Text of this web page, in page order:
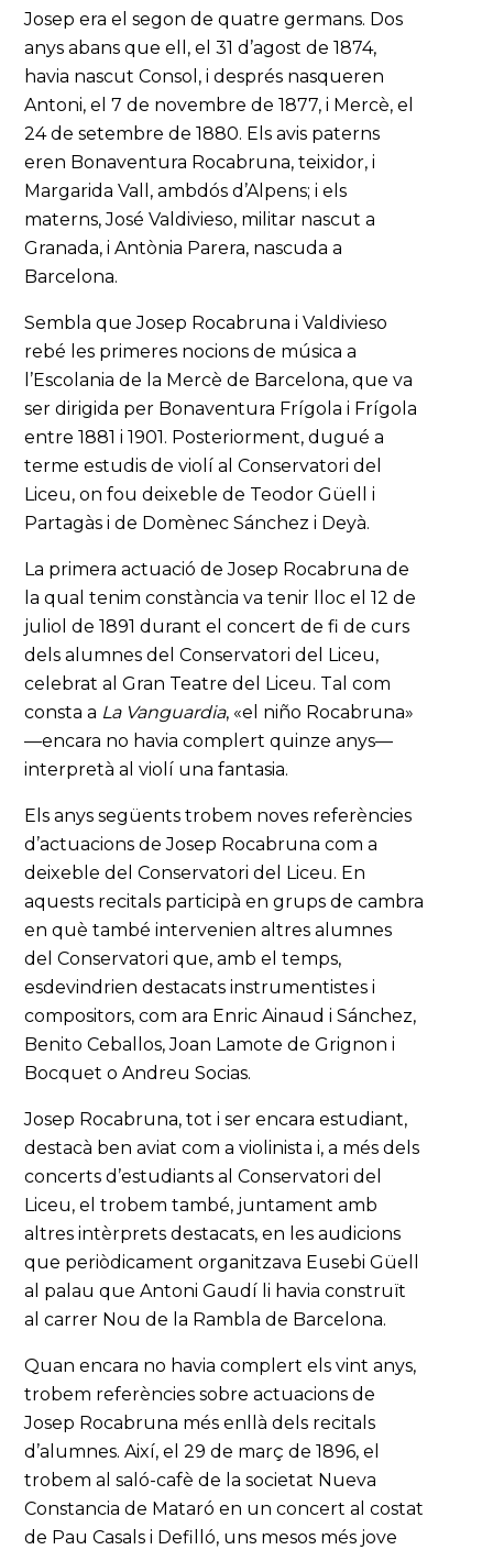
Josep era el segon de quatre germans. Dos
anys abans que ell, el 31 d’agost de 1874,
havia nascut Consol, i després nasqueren
Antoni, el 7 de novembre de 1877, i Mercè, el
24 de setembre de 1880. Els avis paterns
eren Bonaventura Rocabruna, teixidor, i
Margarida Vall, ambdós d’Alpens; i els
materns, José Valdivieso, militar nascut a
Granada, i Antònia Parera, nascuda a
Barcelona.
Sembla que Josep Rocabruna i Valdivieso
rebé les primeres nocions de música a
l’Escolania de la Mercè de Barcelona, que va
ser dirigida per Bonaventura Frígola i Frígola
entre 1881 i 1901. Posteriorment, dugué a
terme estudis de violí al Conservatori del
Liceu, on fou deixeble de Teodor Güell i
Partagàs i de Domènec Sánchez i Deyà.
La primera actuació de Josep Rocabruna de
la qual tenim constància va tenir lloc el 12 de
juliol de 1891 durant el concert de fi de curs
dels alumnes del Conservatori del Liceu,
celebrat al Gran Teatre del Liceu. Tal com
consta a La Vanguardia, «el niño Rocabruna»
—encara no havia complert quinze anys—
interpretà al violí una fantasia.
Els anys següents trobem noves referències
d’actuacions de Josep Rocabruna com a
deixeble del Conservatori del Liceu. En
aquests recitals participà en grups de cambra
en què també intervenien altres alumnes
del Conservatori que, amb el temps,
esdevindrien destacats instrumentistes i
compositors, com ara Enric Ainaud i Sánchez,
Benito Ceballos, Joan Lamote de Grignon i
Bocquet o Andreu Socias.
Josep Rocabruna, tot i ser encara estudiant,
destacà ben aviat com a violinista i, a més dels
concerts d’estudiants al Conservatori del
Liceu, el trobem també, juntament amb
altres intèrprets destacats, en les audicions
que periòdicament organitzava Eusebi Güell
al palau que Antoni Gaudí li havia construït
al carrer Nou de la Rambla de Barcelona.
Quan encara no havia complert els vint anys,
trobem referències sobre actuacions de
Josep Rocabruna més enllà dels recitals
d’alumnes. Així, el 29 de març de 1896, el
trobem al saló-cafè de la societat Nueva
Constancia de Mataró en un concert al costat
de Pau Casals i Defilló, uns mesos més jove